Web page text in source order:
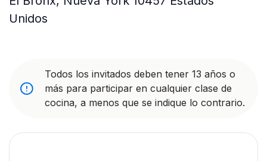
Unidos
Todos los invitados deben tener 13 años o
más para participar en cualquier clase de
cocina, a menos que se indique lo contrario.